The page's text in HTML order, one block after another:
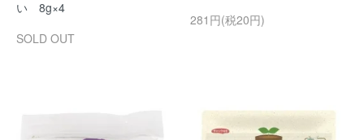
い 8g×4
SOLD OUT
281円(税20円)